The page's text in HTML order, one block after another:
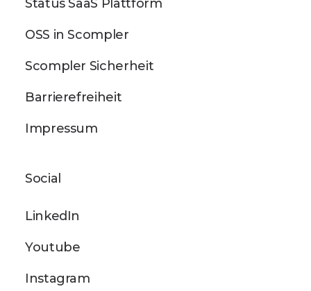
Status SaaS Plattform
OSS in Scompler
Scompler Sicherheit
Barrierefreiheit
Impressum
Social
LinkedIn
Youtube
Instagram